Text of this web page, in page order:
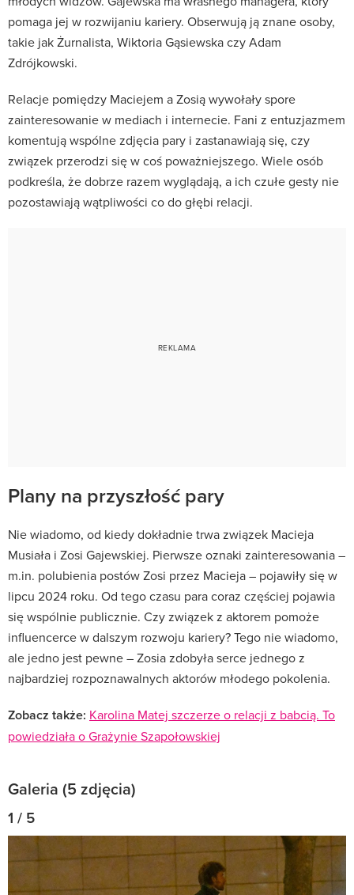
pomaga jej w rozwijaniu kariery. Obserwują ją znane osoby,
takie jak Żurnalista, Wiktoria Gąsiewska czy Adam
Zdrójkowski.
Relacje pomiędzy Maciejem a Zosią wywołały spore
zainteresowanie w mediach i internecie. Fani z entuzjazmem
komentują wspólne zdjęcia pary i zastanawiają się, czy
związek przerodzi się w coś poważniejszego. Wiele osób
podkreśla, że dobrze razem wyglądają, a ich czułe gesty nie
pozostawiają wątpliwości co do głębi relacji.
Plany na przyszłość pary
Nie wiadomo, od kiedy dokładnie trwa związek Macieja
Musiała i Zosi Gajewskiej. Pierwsze oznaki zainteresowania –
m.in. polubienia postów Zosi przez Macieja – pojawiły się w
lipcu 2024 roku. Od tego czasu para coraz częściej pojawia
się wspólnie publicznie. Czy związek z aktorem pomoże
influencerce w dalszym rozwoju kariery? Tego nie wiadomo,
ale jedno jest pewne – Zosia zdobyła serce jednego z
najbardziej rozpoznawalnych aktorów młodego pokolenia.
Zobacz także: Karolina Matej szczerze o relacji z babcią. To
powiedziała o Grażynie Szapołowskiej
Galeria (5 zdjęcia)
1 / 5